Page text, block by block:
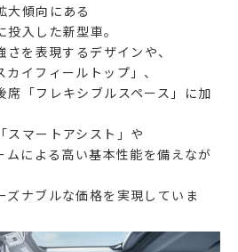
大傾向にある
入した新型車。
を表現するデザインや、
イフィールトップ」、
席「フレキシブルスペース」に加
スマートアシスト」や
ムによる高い基本性能を備えなが
ズナブルな価格を実現していま